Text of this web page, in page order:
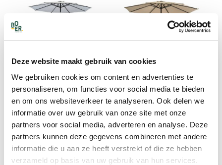
Deze website maakt gebruik van cookies
We gebruiken cookies om content en advertenties te
personaliseren, om functies voor social media te bieden
en om ons websiteverkeer te analyseren. Ook delen we
informatie over uw gebruik van onze site met onze
partners voor social media, adverteren en analyse. Deze
partners kunnen deze gegevens combineren met andere
informatie die u aan ze heeft verstrekt of die ze hebben
verzameld op basis van uw gebruik van hun services.
Verhuur: BBQ
Verhuur: meubilair
Verhuur: Verwarming en Aankleding
PARASOL INCL. VOET,
LICHTGRIJS
€32.50
PARASOL INCL. VOET,
TAUPE
€ 32.50
Genoemde prijzen zijn INCLUSIEF 21% BTW.
Op basis van beschikbaarheid. Reserveer tijdig!